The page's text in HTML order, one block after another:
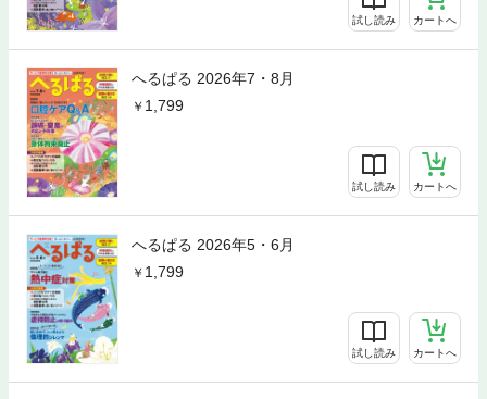
試し読み カートへ
へるぱる 2026年7・8月
1,799
試し読み カートへ
へるぱる 2026年5・6月
1,799
試し読み カートへ